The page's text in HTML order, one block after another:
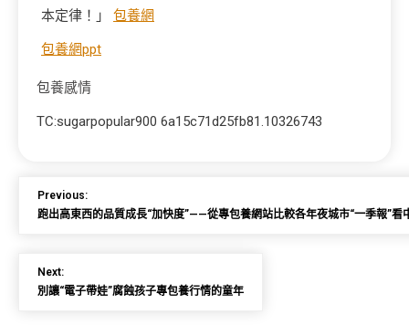
本定律！」 包養網
包養網ppt
包養感情
TC:sugarpopular900 6a15c71d25fb81.10326743
Previous:
跑出高東西的品質成長“加快度”——從專包養網站比較各年夜城市“一季報”看
Next:
別讓“電子帶娃”腐蝕孩子專包養行情的童年